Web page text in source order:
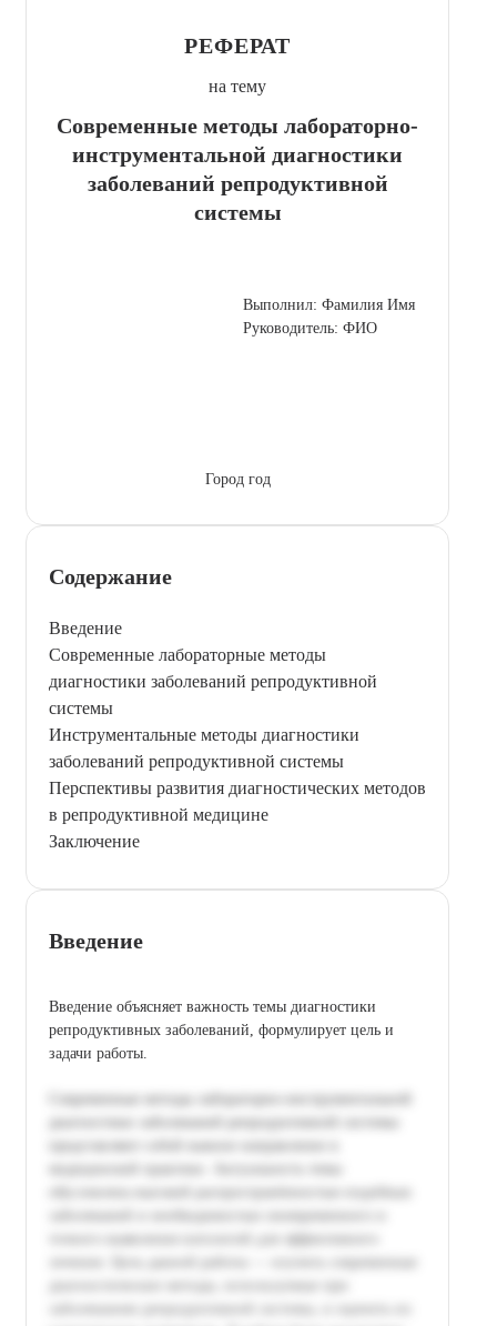
РЕФЕРАТ
на тему
Современные методы лабораторно-
инструментальной диагностики
заболеваний репродуктивной
системы
Выполнил: Фамилия Имя
Руководитель: ФИО
Город год
Содержание
Введение
Современные лабораторные методы
диагностики заболеваний репродуктивной
системы
Инструментальные методы диагностики
заболеваний репродуктивной системы
Перспективы развития диагностических методов
в репродуктивной медицине
Заключение
Введение
Введение объясняет важность темы диагностики
репродуктивных заболеваний, формулирует цель и
задачи работы.